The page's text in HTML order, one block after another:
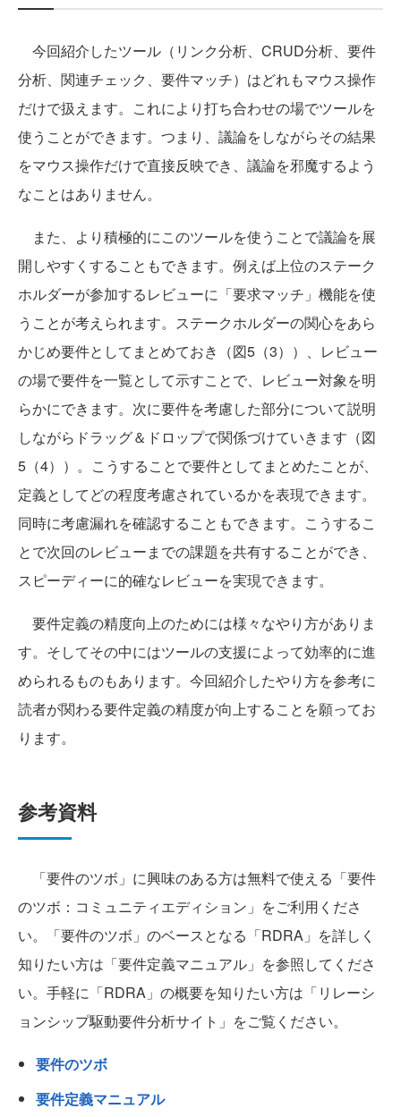
今回紹介したツール（リンク分析、CRUD分析、要件
分析、関連チェック、要件マッチ）はどれもマウス操作
だけで扱えます。これにより打ち合わせの場でツールを
使うことができます。つまり、議論をしながらその結果
をマウス操作だけで直接反映でき、議論を邪魔するよう
なことはありません。
また、より積極的にこのツールを使うことで議論を展
開しやすくすることもできます。例えば上位のステーク
ホルダーが参加するレビューに「要求マッチ」機能を使
うことが考えられます。ステークホルダーの関心をあら
かじめ要件としてまとめておき（図5（3））、レビュー
の場で要件を一覧として示すことで、レビュー対象を明
らかにできます。次に要件を考慮した部分について説明
しながらドラッグ＆ドロップで関係づけていきます（図
5（4））。こうすることで要件としてまとめたことが、
定義としてどの程度考慮されているかを表現できます。
同時に考慮漏れを確認することもできます。こうするこ
とで次回のレビューまでの課題を共有することができ、
スピーディーに的確なレビューを実現できます。
要件定義の精度向上のためには様々なやり方がありま
す。そしてその中にはツールの支援によって効率的に進
められるものもあります。今回紹介したやり方を参考に
読者が関わる要件定義の精度が向上することを願ってお
ります。
参考資料
「要件のツボ」に興味のある方は無料で使える「要件
のツボ：コミュニティエディション」をご利用くださ
い。「要件のツボ」のベースとなる「RDRA」を詳しく
知りたい方は「要件定義マニュアル」を参照してくださ
い。手軽に「RDRA」の概要を知りたい方は「リレーシ
ョンシップ駆動要件分析サイト」をご覧ください。
要件のツボ
要件定義マニュアル